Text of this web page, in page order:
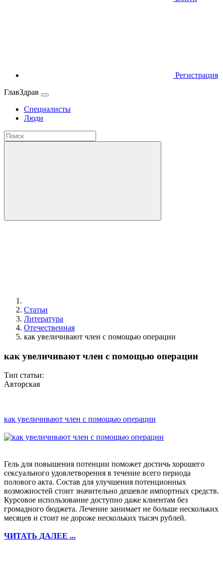
Регистрация
ГлавЗдрав
Специалисты
Люди
Статьи
Литература
Отечественная
как увеличивают член с помощью операции
как увеличивают член с помощью операции
Тип статьи:
Авторская
как увеличивают член с помощью операции
Гель для повышения потенции поможет достичь хорошего
сексуального удовлетворения в течение всего периода
полового акта. Состав для улучшения потенционных
возможностей стоит значительно дешевле импортных средств.
Курсовое использование доступно даже клиентам без
громадного бюджета. Лечение занимает не больше нескольких
месяцев и стоит не дороже нескольких тысяч рублей.
ЧИТАТЬ ДАЛЕЕ ...